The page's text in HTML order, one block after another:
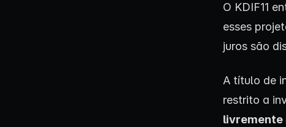
O KDIF11
esses
juros são
A título de
restrito a
livremente